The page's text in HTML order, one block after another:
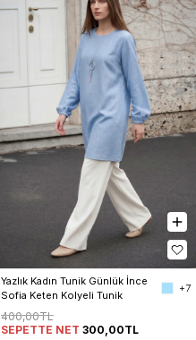
Yazlık Kadın Tunik Günlük İnce
Sofia Keten Kolyeli Tunik
+7
400,00TL
SEPETTE NET 300,00TL